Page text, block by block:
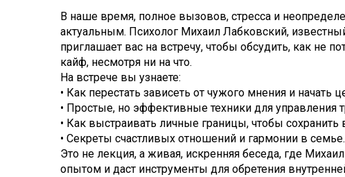
В наше время, полное вызовов, стресса и
актуальным. Психолог Михаил Лабковский,
приглашает вас на встречу, чтобы обсудить, как не
кайф, несмотря ни на что.
На встрече вы узнаете:
• Как перестать зависеть от чужого мнения и начать
• Простые, но эффективные техники для управления
• Как выстраивать личные границы, чтобы сохранить
• Секреты счастливых отношений и гармонии в семье.
Это не лекция, а живая, искренняя беседа, где
опытом и даст инструменты для обретения